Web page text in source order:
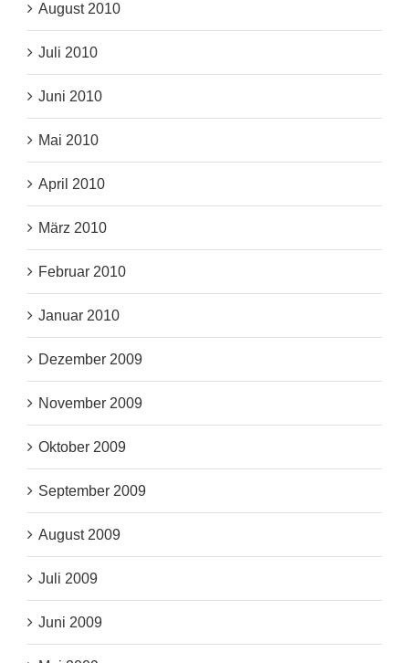
August 2010
Juli 2010
Juni 2010
Mai 2010
April 2010
März 2010
Februar 2010
Januar 2010
Dezember 2009
November 2009
Oktober 2009
September 2009
August 2009
Juli 2009
Juni 2009